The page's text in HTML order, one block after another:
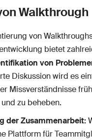
Walkthrough
von
bietet
von
Diskussion wird es
Missverständnisse
zu beheben.
der Zusammenarbeit:
Plattform für